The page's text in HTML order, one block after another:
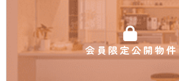
会員限定公開物件